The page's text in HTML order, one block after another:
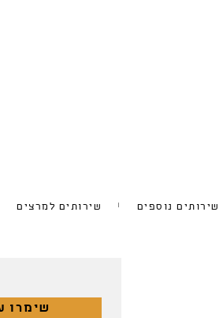
שירותים נוספים שירותים למרצים
שימרו